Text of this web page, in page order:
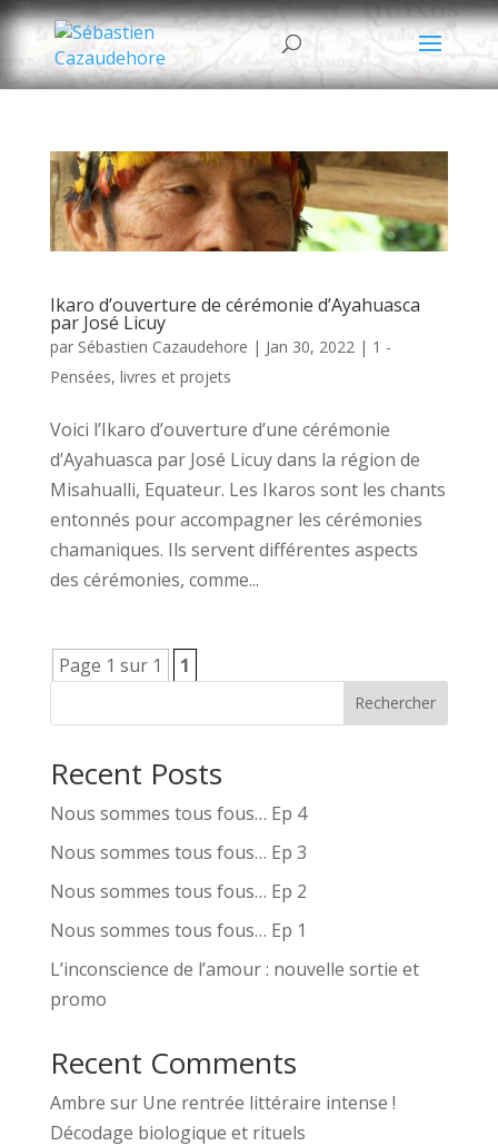
Ikaro d’ouverture de cérémonie d’Ayahuasca
par José Licuy
par Sébastien Cazaudehore | Jan 30, 2022 | 1 -
Pensées, livres et projets
Voici l’Ikaro d’ouverture d’une cérémonie
d’Ayahuasca par José Licuy dans la région de
Misahualli, Equateur. Les Ikaros sont les chants
entonnés pour accompagner les cérémonies
chamaniques. Ils servent différentes aspects
des cérémonies, comme...
Page 1 sur 1 1
Rechercher
Recent Posts
Nous sommes tous fous… Ep 4
Nous sommes tous fous… Ep 3
Nous sommes tous fous… Ep 2
Nous sommes tous fous… Ep 1
L’inconscience de l’amour : nouvelle sortie et
promo
Recent Comments
Ambre sur Une rentrée littéraire intense !
Décodage biologique et rituels